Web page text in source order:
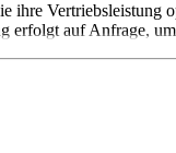
Vertriebsleistung
erfolgt auf Anfrage,